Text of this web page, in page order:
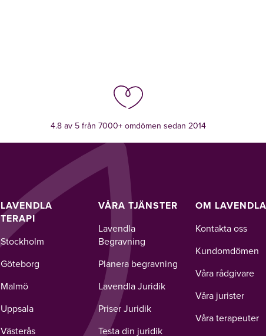
4.8 av 5 från 7000+ omdömen sedan 2014
LAVENDLA
TERAPI
Stockholm
Göteborg
Malmö
Uppsala
Västerås
VÅRA TJÄNSTER
Lavendla
Begravning
Planera begravning
Lavendla Juridik
Priser Juridik
Testa din juridik
OM LAVENDLA
Kontakta oss
Kundomdömen
Våra rådgivare
Våra jurister
Våra terapeuter